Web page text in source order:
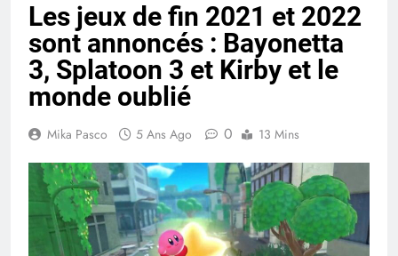
Les jeux de fin 2021 et 2022
sont annoncés : Bayonetta
3, Splatoon 3 et Kirby et le
monde oublié
Mika Pasco 5 Ans Ago 0 13 Mins